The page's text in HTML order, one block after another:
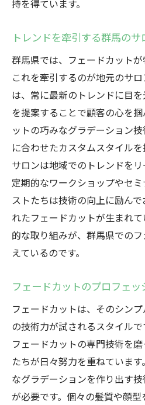
持を得ています。
トレンドを牽引する群馬のサ
群馬県では、フェードカットが
これを牽引するのが地元のサ
は、常に最新のトレンドに目
を提案することで顧客の心を
ットの巧みなグラデーション
に合わせたカスタムスタイル
サロンは地域でのトレンドをリ
定期的なワークショップやセ
ストたちは技術の向上に励ん
れたフェードカットが生まれ
的な取り組みが、群馬県での
えているのです。
フェードカットのプロフェ
フェードカットは、そのシン
の技術力が試されるスタイルで
フェードカットの専門技術を
たちが日々努力を重ねていま
なグラデーションを作り出す
が必要です。個々の髪質や顔